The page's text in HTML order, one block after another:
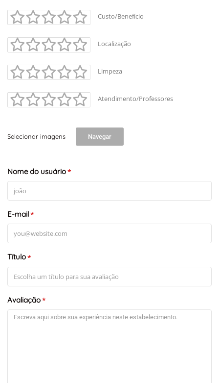
Custo/Benefício
Localização
Limpeza
Atendimento/Professores
Selecionar imagens Navegar
Nome do usuário*
E-mail*
Título*
Avaliação*